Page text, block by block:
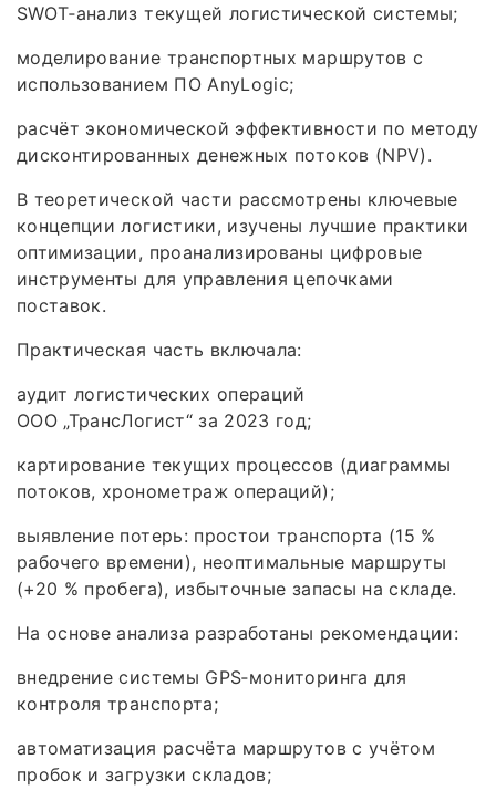
SWOT‑анализ текущей логистической системы;
моделирование транспортных маршрутов с
использованием ПО AnyLogic;
расчёт экономической эффективности по методу
дисконтированных денежных потоков (NPV).
В теоретической части рассмотрены ключевые
концепции логистики, изучены лучшие практики
оптимизации, проанализированы цифровые
инструменты для управления цепочками
поставок.
Практическая часть включала:
аудит логистических операций
ООО „ТрансЛогист“ за 2023 год;
картирование текущих процессов (диаграммы
потоков, хронометраж операций);
выявление потерь: простои транспорта (15 %
рабочего времени), неоптимальные маршруты
(+20 % пробега), избыточные запасы на складе.
На основе анализа разработаны рекомендации:
внедрение системы GPS‑мониторинга для
контроля транспорта;
автоматизация расчёта маршрутов с учётом
пробок и загрузки складов;